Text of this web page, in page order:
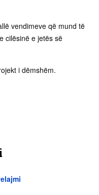
vendimeve që mund të
cilësinë e jetës së
i dëmshëm.